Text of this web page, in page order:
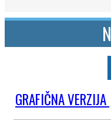
GRAFIČNA VERZIJA